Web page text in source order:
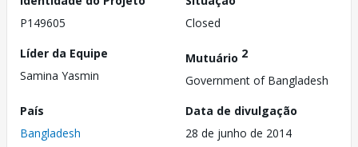
P149605
Closed
Líder da Equipe
Samina Yasmin
Mutuário 2
Government of Bangladesh
País
Bangladesh
Data de divulgação
28 de junho de 2014